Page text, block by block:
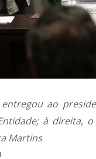
ao
à direita,
Martins